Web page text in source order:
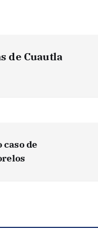
de Cuautla
de